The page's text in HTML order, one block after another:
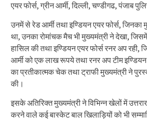
एयर फोर्स, ग्रीन आर्मी, दिल्ली, चण्डीगढ, पंजाब
उनमें से रेड आर्मी तथा इण्डियन एयर फोर्स,
था, उनका रोमांचक मैच भी मुख्यमंत्री ने देखा,
हासिल की तथा इण्डियन एयर फोर्स रनर अप रही,
आर्मी को एक लाख रूपये तथा रनर अप टीम इण्डियन
का प्रतीकात्मक चेक तथा ट्राफी मुख्यमंत्री ने
की।
इसके अतिरिक्त मुख्यमंत्री ने विभिन्न खेलों में
करने वाले कई बास्केट बाल खिलाड़ियों को भी